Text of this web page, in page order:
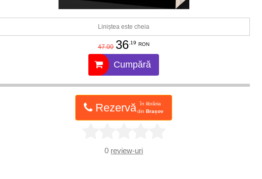
Liniștea este cheia
47.00 36 .19 RON
Cumpără
Rezervă
în librăria
dinBrașov
0 review-uri